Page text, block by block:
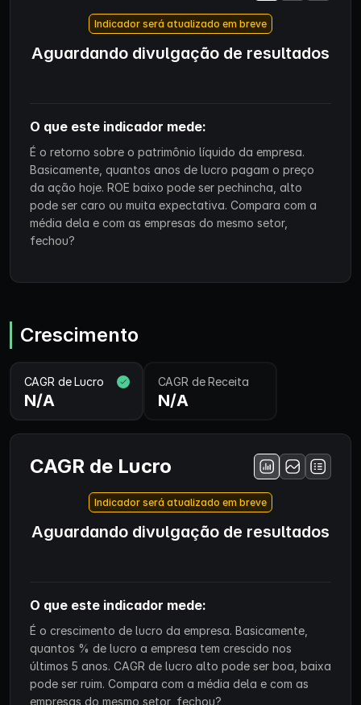
Indicador será atualizado em breve
Aguardando divulgação de resultados
O que este indicador mede:
É o retorno sobre o patrimônio líquido da empresa.
Basicamente, quantos anos de lucro pagam o preço
da ação hoje. ROE baixo pode ser pechincha, alto
pode ser caro ou muita expectativa. Compara com a
média dela e com as empresas do mesmo setor,
fechou?
Crescimento
CAGR de Lucro
N/A
CAGR de Receita
N/A
CAGR de Lucro
Indicador será atualizado em breve
Aguardando divulgação de resultados
O que este indicador mede:
É o crescimento de lucro da empresa. Basicamente,
quantos % de lucro a empresa tem crescido nos
últimos 5 anos. CAGR de lucro alto pode ser boa, baixa
pode ser ruim. Compara com a média dela e com as
empresas do mesmo setor, fechou?